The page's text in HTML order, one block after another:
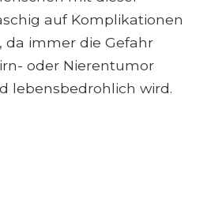
auf Komplikationen
da immer die Gefahr
oder Nierentumor
lebensbedrohlich wird.